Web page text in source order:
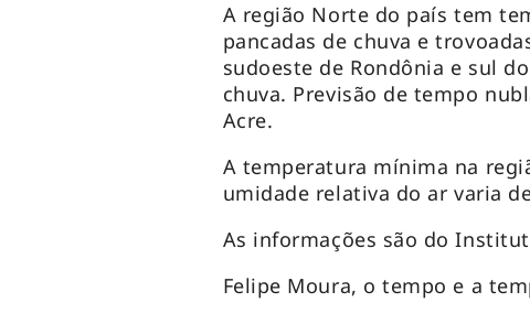
A região Norte do país tem
pancadas de chuva e
sudoeste de Rondônia e sul
chuva. Previsão de tempo
Acre.
A temperatura mínima na
umidade relativa do ar varia
As informações são do
Felipe Moura, o tempo e a